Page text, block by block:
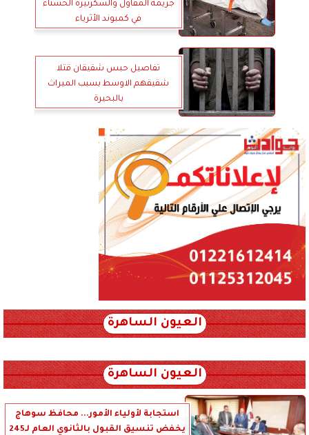
جريمة المقاول والسكرتيرة الحسناء
في كمبوند الأثرياء
تفاصيل حبس شقيقان قتلا
شقيقهم الاوسط بسبب الميراث
بالبحيرة
العيون الساهرة
العيون الساهرة
استجابة لأولياء الأمور... محافظ سوهاج
يخفض تنسيق القبول بالثانوي العام لـ245